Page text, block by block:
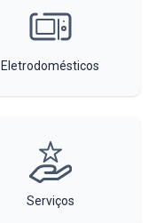
Eletrodomésticos
Serviços